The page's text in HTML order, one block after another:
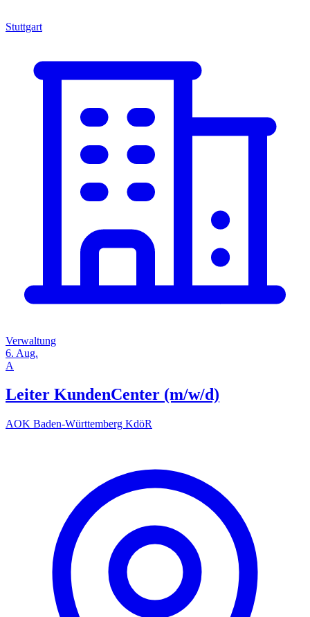
Stuttgart
Verwaltung
6. Aug.
A
Leiter KundenCenter (m/w/d)
AOK Baden-Württemberg KdöR